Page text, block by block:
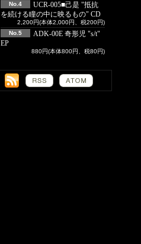
No.4
UCR-005■己是 "抵抗
を続ける瞳の中に映るもの" CD
2,200円(本体2,000円、税200円)
No.5
ADK-00E 奇形児 "s/t"
EP
880円(本体800円、税80円)